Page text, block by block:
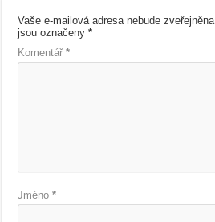
Vaše e-mailová adresa nebude zveřejněna.
jsou označeny*
Komentář*
Jméno*